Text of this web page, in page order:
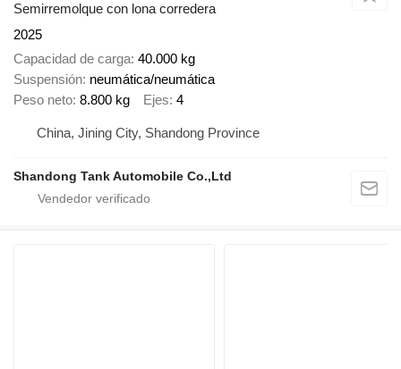
Semirremolque con lona corredera
2025
Capacidad de carga 40.000 kg
Suspensión neumática/neumática
Peso neto 8.800 kg Ejes 4
China, Jining City, Shandong Province
Shandong Tank Automobile Co.,Ltd